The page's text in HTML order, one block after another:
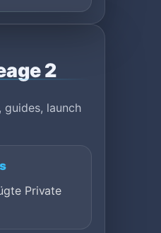
2
launch
Private